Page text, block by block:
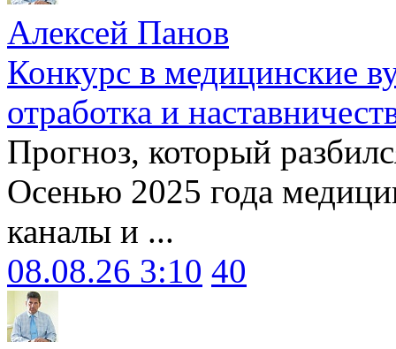
Алексей Панов
Конкурс в медицинские
отработка и
Прогноз, который
Осенью 2025 года
каналы и ...
08.08.26 3:10 40